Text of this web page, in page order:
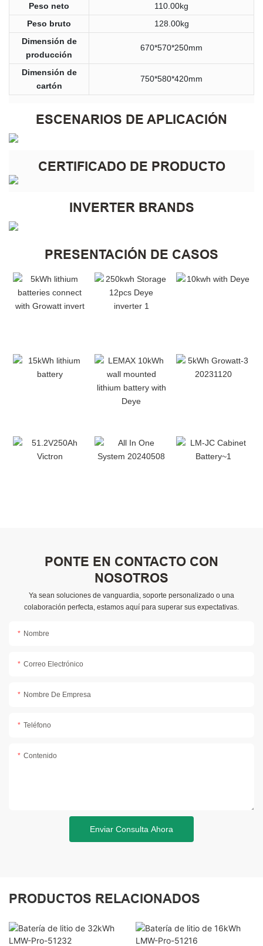
Peso neto
110.00kg
Peso bruto
128.00kg
Dimensión de
producción
670*570*250mm
Dimensión de
cartón
750*580*420mm
ESCENARIOS DE APLICACIÓN
CERTIFICADO DE PRODUCTO
INVERTER BRANDS
PRESENTACIÓN DE CASOS
PONTE EN CONTACTO CON
NOSOTROS
Ya sean soluciones de vanguardia, soporte personalizado o una
colaboración perfecta, estamos aquí para superar sus expectativas.
Nombre
Correo Electrónico
Nombre De Empresa
Teléfono
Contenido
Enviar Consulta Ahora
PRODUCTOS RELACIONADOS